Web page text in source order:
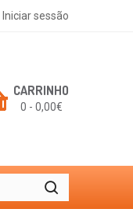
Iniciar sessão
CARRINHO
0 - 0,00€